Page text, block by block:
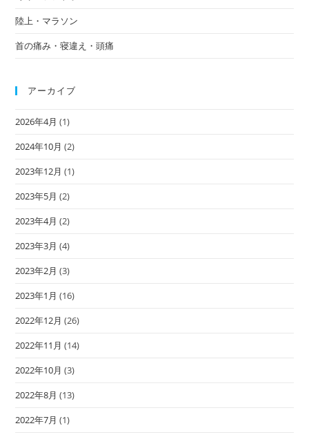
陸上・マラソン
首の痛み・寝違え・頭痛
アーカイブ
2026年4月 (1)
2024年10月 (2)
2023年12月 (1)
2023年5月 (2)
2023年4月 (2)
2023年3月 (4)
2023年2月 (3)
2023年1月 (16)
2022年12月 (26)
2022年11月 (14)
2022年10月 (3)
2022年8月 (13)
2022年7月 (1)